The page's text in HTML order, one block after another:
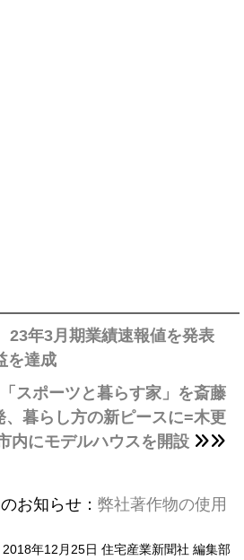
23年3月期業績速報値を発表
を達成
スポーツと暮らす家」を斎藤
、暮らし方の新ピースに=木更
内にモデルハウスを開設
お知らせ： 弊社著作物の使用
2018年12月25日 住宅産業新聞社 編集部